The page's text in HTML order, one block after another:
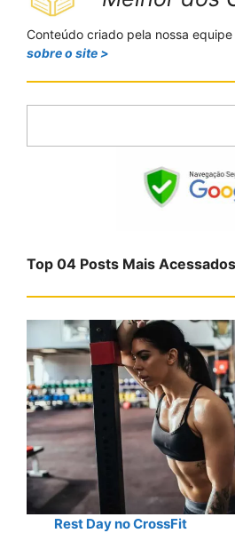
Conteúdo criado pela nossa
sobre o site >
a
r
Top 04 Posts Mais
Rest Day no CrossFit